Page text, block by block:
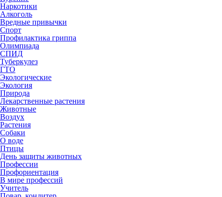
Наркотики
Алкоголь
Вредные привычки
Спорт
Профилактика гриппа
Олимпиада
СПИД
Туберкулез
ГТО
Экологические
Экология
Природа
Лекарственные растения
Животные
Воздух
Растения
Собаки
О воде
Птицы
День защиты животных
Профессии
Профориентация
В мире профессий
Учитель